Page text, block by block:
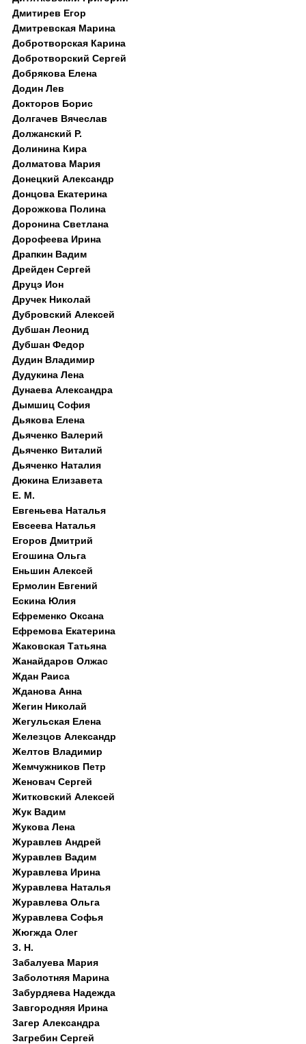
Дмитирев Егор
Дмитревская Марина
Добротворская Карина
Добротворский Сергей
Добрякова Елена
Додин Лев
Докторов Борис
Долгачев Вячеслав
Должанский Р.
Долинина Кира
Долматова Мария
Донецкий Александр
Донцова Екатерина
Дорожкова Полина
Доронина Светлана
Дорофеева Ирина
Драпкин Вадим
Дрейден Сергей
Друцэ Ион
Дручек Николай
Дубровский Алексей
Дубшан Леонид
Дубшан Федор
Дудин Владимир
Дудукина Лена
Дунаева Александра
Дымшиц София
Дьякова Елена
Дьяченко Валерий
Дьяченко Виталий
Дьяченко Наталия
Дюкина Елизавета
Е. М.
Евгеньева Наталья
Евсеева Наталья
Егоров Дмитрий
Егошина Ольга
Еньшин Алексей
Ермолин Евгений
Ескина Юлия
Ефременко Оксана
Ефремова Екатерина
Жаковская Татьяна
Жанайдаров Олжас
Ждан Раиса
Жданова Анна
Жегин Николай
Жегульская Елена
Железцов Александр
Желтов Владимир
Жемчужников Петр
Женовач Сергей
Житковский Алексей
Жук Вадим
Жукова Лена
Журавлев Андрей
Журавлев Вадим
Журавлева Ирина
Журавлева Наталья
Журавлева Ольга
Журавлева Софья
Жюгжда Олег
З. Н.
Забалуева Мария
Заболотняя Марина
Забурдяева Надежда
Завгородняя Ирина
Загер Александра
Загребин Сергей